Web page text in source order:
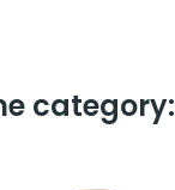
category: